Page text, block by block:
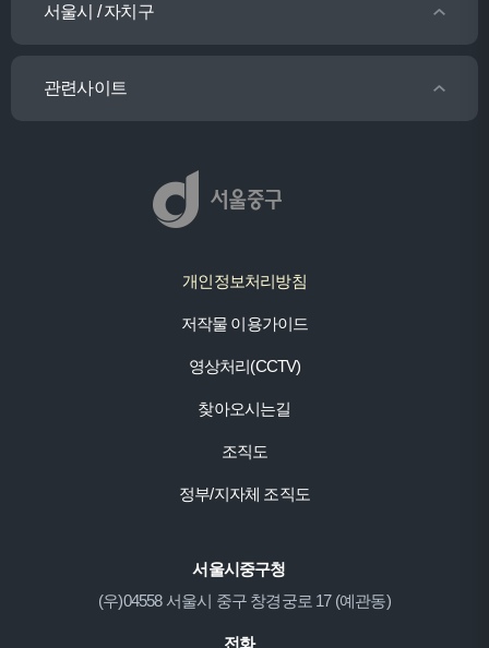
서울시 / 자치구
관련사이트
개인정보처리방침
저작물 이용가이드
영상처리(CCTV)
찾아오시는길
조직도
정부/지자체 조직도
서울시중구청
(우)04558 서울시 중구 창경궁로 17 (예관동)
전화